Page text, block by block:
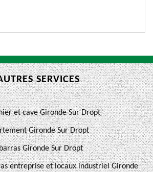
SERVICES
et cave Gironde Sur Dropt
Gironde Sur Dropt
Gironde Sur Dropt
entreprise et locaux industriel Gironde